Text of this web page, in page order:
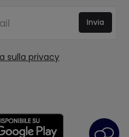
sulla privacy
Invia